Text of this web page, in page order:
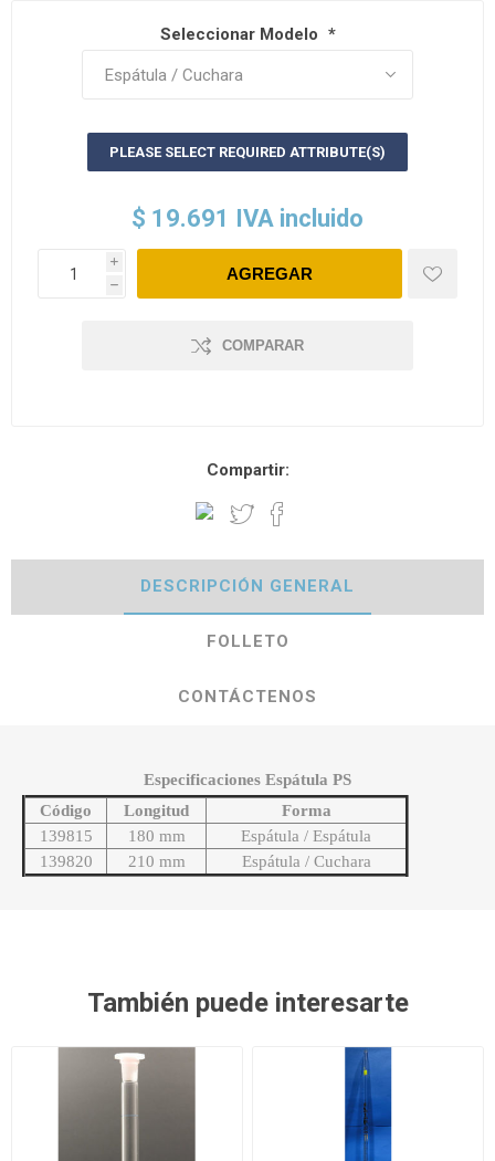
Seleccionar Modelo *
PLEASE SELECT REQUIRED ATTRIBUTE(S)
$ 19.691 IVA incluido
i
h
COMPARAR
Compartir:
DESCRIPCIÓN GENERAL
FOLLETO
CONTÁCTENOS
Especificaciones Espátula PS
Código
Longitud
Forma
139815
180 mm
Espátula / Espátula
139820
210 mm Espátula / Cuchara
También puede interesarte